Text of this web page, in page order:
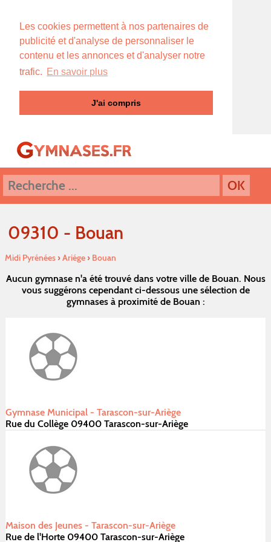
Les cookies permettent à nos partenaires de
publicité et d'analyse de personnaliser le
contenu et les annonces et d'analyser notre
trafic. En savoir plus
J'ai compris
09310 - Bouan
Midi Pyrénées›Ariége› Bouan
Aucun gymnase n'a été trouvé dans votre ville de Bouan. Nous
vous suggérons cependant ci-dessous une sélection de
gymnases à proximité de Bouan :
Gymnase Municipal - Tarascon-sur-Ariège
Rue du Collège 09400 Tarascon-sur-Ariège
Maison des Jeunes - Tarascon-sur-Ariège
Rue de l'Horte 09400 Tarascon-sur-Ariège